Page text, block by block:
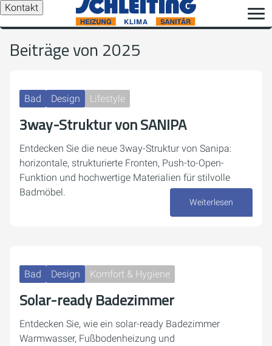
Kontakt
Beiträge von 2025
Bad Design Lifestyle
3way-Struktur von SANIPA
Entdecken Sie die neue 3way-Struktur von Sanipa:
horizontale, strukturierte Fronten, Push-to-Open-
Funktion und hochwertige Materialien für stilvolle
Badmöbel.
Weiterlesen
Bad Design Komfort & Hygiene
Solar-ready Badezimmer
Entdecken Sie, wie ein solar-ready Badezimmer
Warmwasser, Fußbodenheizung und